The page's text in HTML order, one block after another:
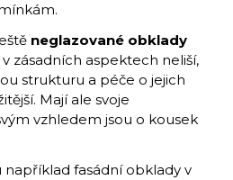
neglazované obklady
zásadních aspektech neliší,
strukturu a péče o jejich
Mají ale svoje
vzhledem jsou o kousek
fasádní obklady v